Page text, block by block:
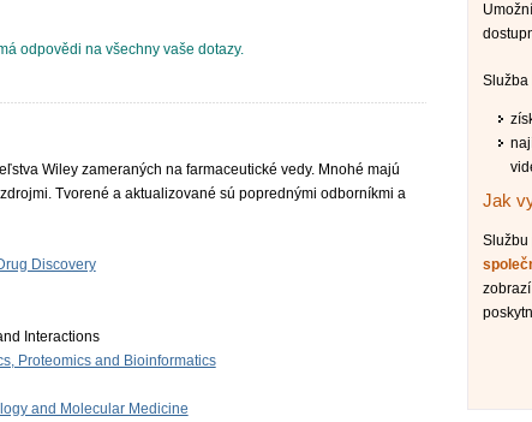
odpovědi na všechny vaše dotazy.
Wiley zameraných na farmaceutické vedy. Mnohé majú
Tvorené a aktualizované sú poprednými odborníkmi a
Discovery
Interactions
Proteomics and Bioinformatics
and Molecular Medicine
Služba
Jak